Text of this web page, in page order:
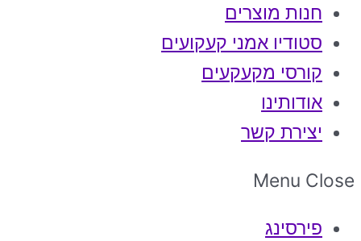
חנות מוצרים
סטודיו אמני קעקועים
קורסי מקעקעים
אודותינו
יצירת קשר
Menu Close
פירסינג